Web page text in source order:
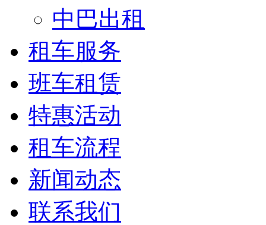
中巴出租
租车服务
班车租赁
特惠活动
租车流程
新闻动态
联系我们